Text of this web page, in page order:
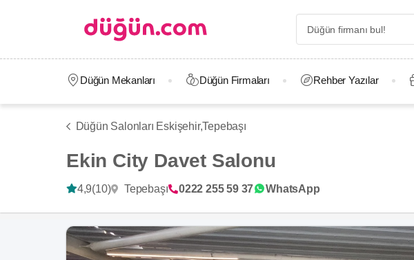
Düğün Mekanları Düğün Firmaları Rehber Yazılar
Düğün Salonları Eskişehir,Tepebaşı
Ekin City Davet Salonu
4,9(10) Tepebaşı 0222 255 59 37 WhatsApp